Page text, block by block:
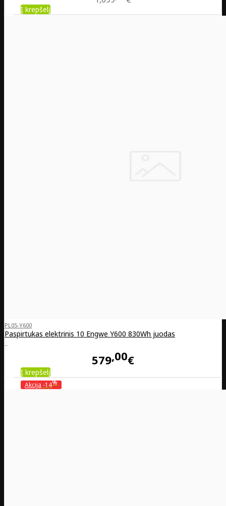
Į krepšelį
PL05-Y600
Paspirtukas elektrinis 10 Engwe Y600 830Wh juodas
..
579 00€
Į krepšelį
Akcija -14%